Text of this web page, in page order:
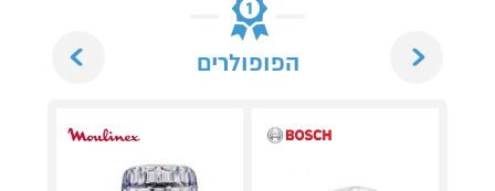
הפופולרים